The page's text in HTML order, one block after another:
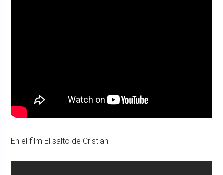
En el film El salto de Cristian